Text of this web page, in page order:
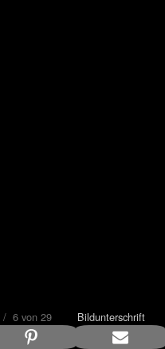
/ 6 von 29 Bildunterschrift